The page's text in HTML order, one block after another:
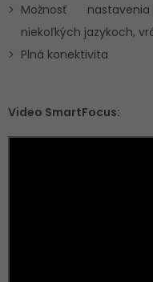
Možnosť
niekoľkých jazykoch,
Plná konektivita
Video SmartFocus: